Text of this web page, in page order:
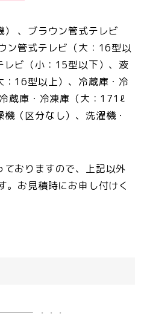
、ブラウン管式テレビ
ン管式テレビ（大：16型以
レビ（小：15型以下）、液
：16型以上）、冷蔵庫・冷
蔵庫・冷凍庫（大：171ℓ
（区分なし）、洗濯機・
区分なし）
おりますので、上記以外
。お見積時にお申し付けく